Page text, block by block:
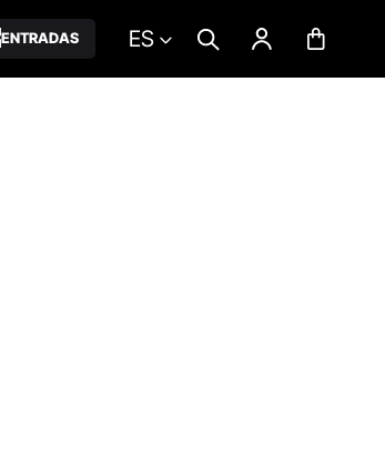
ENTRADAS ES